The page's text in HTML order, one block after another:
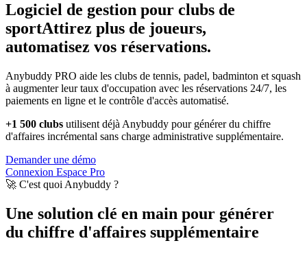
Logiciel de gestion pour clubs de
sportAttirez plus de joueurs,
automatisez vos réservations.
Anybuddy PRO aide les clubs de tennis, padel, badminton et squash
à augmenter leur taux d'occupation avec les réservations 24/7, les
paiements en ligne et le contrôle d'accès automatisé.
+1 500 clubs utilisent déjà Anybuddy pour générer du chiffre
d'affaires incrémental sans charge administrative supplémentaire.
Demander une démo
Connexion Espace Pro
🚀 C'est quoi Anybuddy ?
Une solution clé en main pour générer
du chiffre d'affaires supplémentaire